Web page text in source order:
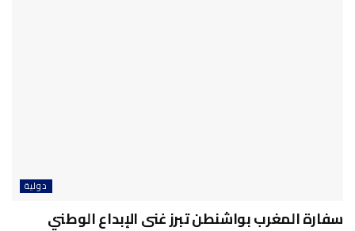
دولية
سفارة المغرب بواشنطن تبرز غنى الإبداع الوطني